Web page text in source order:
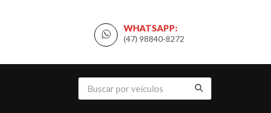
WHATSAPP:
(47) 98840-8272